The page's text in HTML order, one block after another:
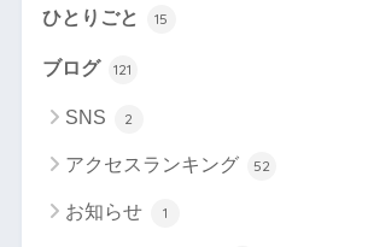
ひとりごと 15
ブログ 121
SNS 2
アクセスランキング 52
お知らせ 1